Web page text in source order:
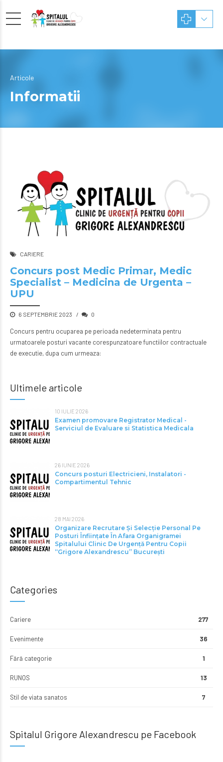
Articole
Informatii
CARIERE
Concurs post Medic Primar, Medic
Specialist – Medicina de Urgenta –
UPU
6 SEPTEMBRIE 2023 0
Concurs pentru ocuparea pe perioada nedeterminata pentru
urmatoarele posturi vacante corespunzatoare functiilor contractuale
de executie, dupa cum urmeaza:
Ultimele articole
10 IULIE 2026
Examen promovare Registrator Medical -
Serviciul de Evaluare si Statistica Medicala
26 IUNIE 2026
Concurs posturi Electricieni, Instalatori -
Compartimentul Tehnic
28 MAI 2026
Organizare Recrutare Și Selecție Personal Pe
Posturi Înființate În Afara Organigramei
Spitalului Clinic De Urgență Pentru Copii
“Grigore Alexandrescu” Bucureşti
Categories
Cariere 277
Evenimente 36
Fără categorie 1
RUNOS 13
Stil de viata sanatos 7
Spitalul Grigore Alexandrescu pe Facebook